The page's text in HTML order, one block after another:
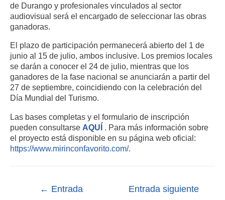
de Durango y profesionales vinculados al sector
audiovisual será el encargado de seleccionar las obras
ganadoras.
El plazo de participación permanecerá abierto del 1 de
junio al 15 de julio, ambos inclusive. Los premios locales
se darán a conocer el 24 de julio, mientras que los
ganadores de la fase nacional se anunciarán a partir del
27 de septiembre, coincidiendo con la celebración del
Día Mundial del Turismo.
Las bases completas y el formulario de inscripción
pueden consultarse AQUÍ
. Para más información sobre
el proyecto está disponible en su página web oficial:
https://www.mirinconfavorito.com/.
← Entrada
Entrada siguiente